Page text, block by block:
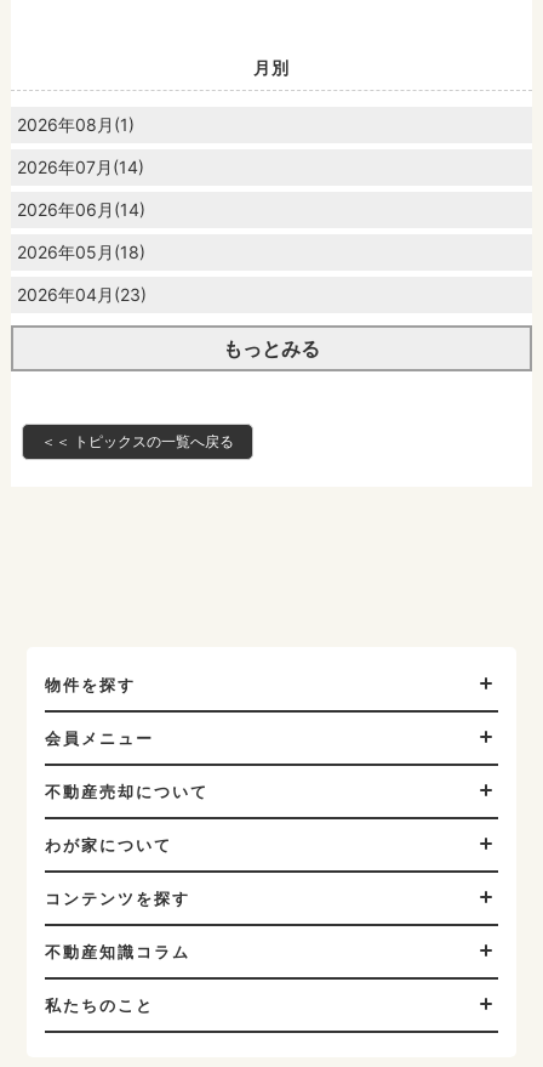
月別
2026年08月(1)
2026年07月(14)
2026年06月(14)
2026年05月(18)
2026年04月(23)
もっとみる
＜＜ トピックスの一覧へ戻る
物件を探す
会員メニュー
不動産売却について
わが家について
コンテンツを探す
不動産知識コラム
私たちのこと